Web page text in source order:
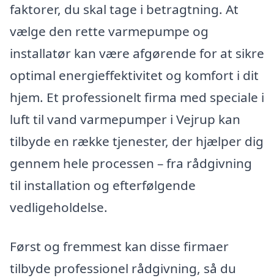
faktorer, du skal tage i betragtning. At
vælge den rette varmepumpe og
installatør kan være afgørende for at sikre
optimal energieffektivitet og komfort i dit
hjem. Et professionelt firma med speciale i
luft til vand varmepumper i Vejrup kan
tilbyde en række tjenester, der hjælper dig
gennem hele processen – fra rådgivning
til installation og efterfølgende
vedligeholdelse.
Først og fremmest kan disse firmaer
tilbyde professionel rådgivning, så du